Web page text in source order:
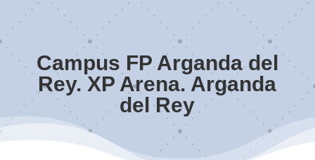
Campus FP Arganda del
Rey. XP Arena. Arganda
del Rey